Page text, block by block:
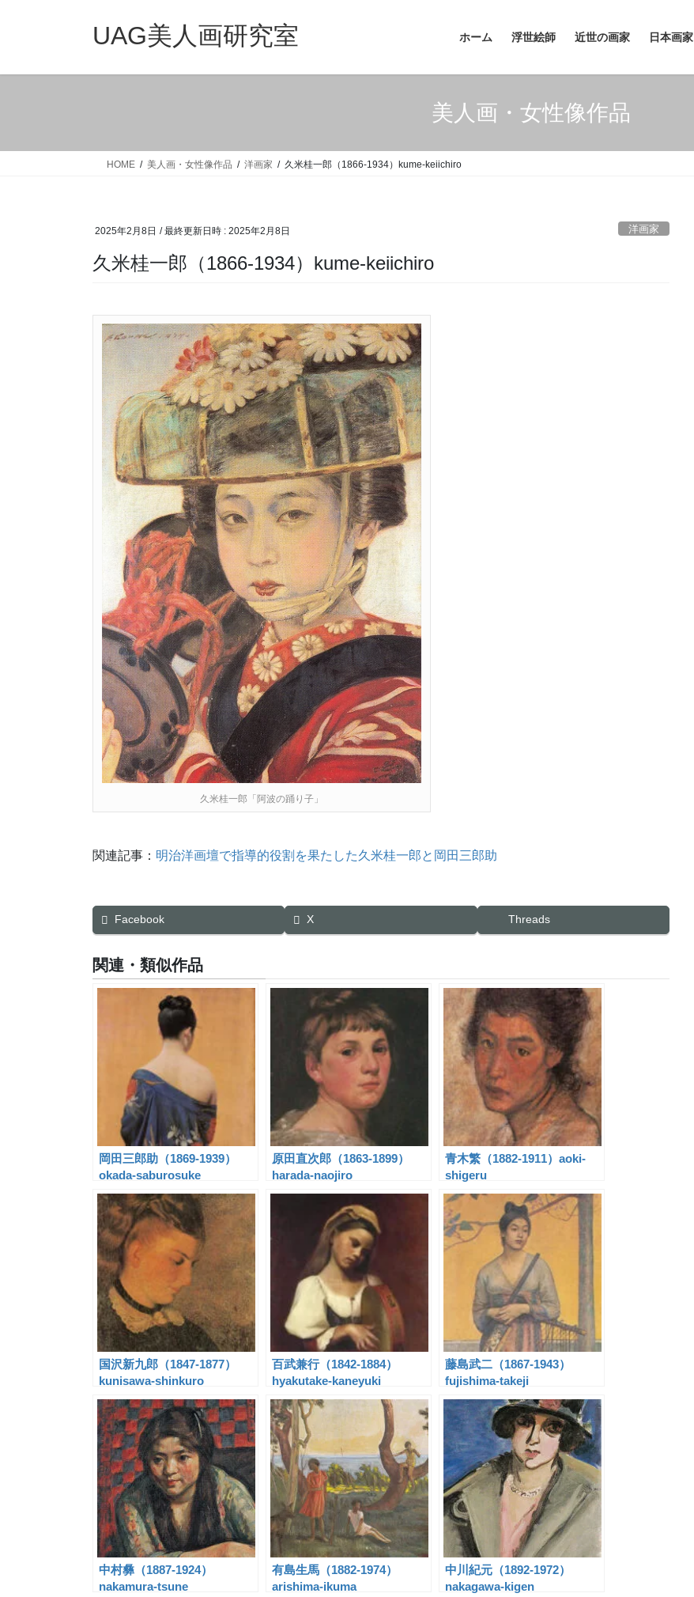
UAG美人画研究室 ホーム 浮世絵師 近世の画家 日本画家
美人画・女性像作品
HOME 美人画・女性像作品 洋画家 久米桂一郎（1866-1934）kume-keiichiro
2025年2月8日 / 最終更新日時 : 2025年2月8日 洋画家
久米桂一郎（1866-1934）kume-keiichiro
久米桂一郎「阿波の踊り子」
関連記事： 明治洋画壇で指導的役割を果たした久米桂一郎と岡田三郎助
Facebook X Threads
関連・類似作品
岡田三郎助（1869-1939）
okada-saburosuke
原田直次郎（1863-1899）
harada-naojiro
青木繁（1882-1911）aoki-
shigeru
国沢新九郎（1847-1877）
kunisawa-shinkuro
百武兼行（1842-1884）
hyakutake-kaneyuki
藤島武二（1867-1943）
fujishima-takeji
中村彝（1887-1924）
nakamura-tsune
有島生馬（1882-1974）
arishima-ikuma
中川紀元（1892-1972）
nakagawa-kigen